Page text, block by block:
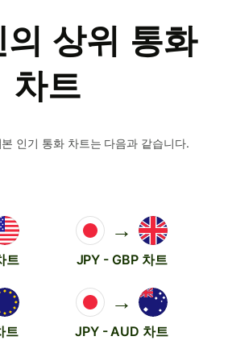
의 상위 통화
차트
인기 통화 차트는 다음과 같습니다.
트
→
JPY - GBP 차트
트
→
JPY - AUD 차트